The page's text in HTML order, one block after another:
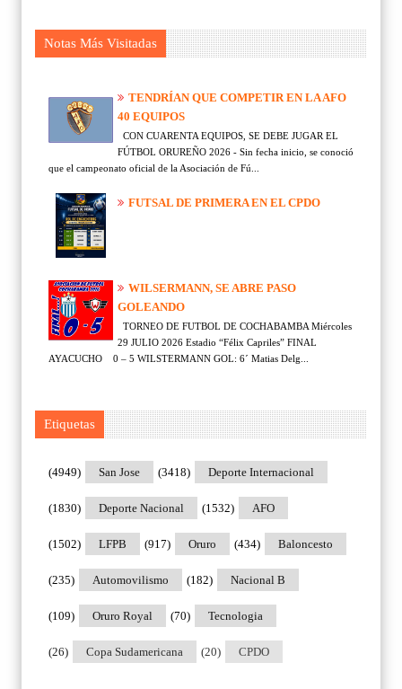
Notas Más Visitadas
TENDRÍAN QUE COMPETIR EN LA AFO
40 EQUIPOS
CON CUARENTA EQUIPOS, SE DEBE JUGAR EL
FÚTBOL ORUREÑO 2026 - Sin fecha inicio, se conoció
que el campeonato oficial de la Asociación de Fú...
FUTSAL DE PRIMERA EN EL CPDO
WILSERMANN, SE ABRE PASO
GOLEANDO
TORNEO DE FUTBOL DE COCHABAMBA Miércoles
29 JULIO 2026 Estadio “Félix Capriles” FINAL
AYACUCHO 0 – 5 WILSTERMANN GOL: 6´ Matias Delg...
Etiquetas
San Jose
(4949) Deporte Internacional
(3418)
Deporte Nacional
(1830) AFO
(1532)
LFPB
(1502) Oruro
(917) Baloncesto
(434)
Automovilismo
(235) Nacional B
(182)
Oruro Royal
(109) Tecnologia
(70)
Copa Sudamericana
(26) CPDO
(20)